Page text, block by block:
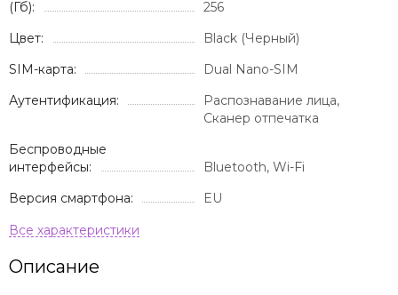
(Гб):
256
Цвет:
Black (Черный)
SIM-карта:
Dual Nano-SIM
Аутентификация:
Распознавание лица,
Сканер отпечатка
Беспроводные
интерфейсы:
Bluetooth, Wi-Fi
Версия смартфона:
EU
Описание